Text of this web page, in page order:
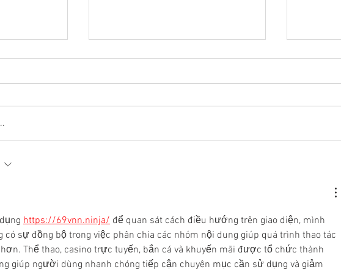
la Vida"
https://69vnn.ninja/ để quan sát cách điều hướng trên giao diện, mình
có sự đồng bộ trong việc phân chia các nhóm nội dung giúp quá trình thao tác
Thể thao, casino trực tuyến, bắn cá và khuyến mãi được tổ chức thành
giúp người dùng nhanh chóng tiếp cận chuyên mục cần sử dụng và giảm